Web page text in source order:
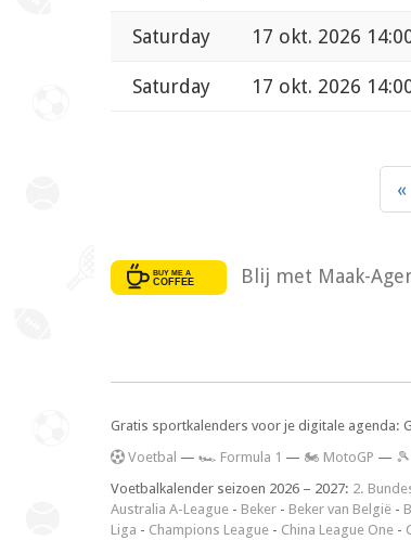
Saturday 17 okt. 2026
Saturday 17 okt. 2026
«
Blij met Maak-
Gratis sportkalenders voor je digitale agenda:
Voetbal — 🏎️ Formula 1 — 🏍 MotoGP —
Voetbalkalender seizoen 2026 – 2027: 2.
Australia A-League - Beker - Beker van België -
Liga - Champions League - China League One -